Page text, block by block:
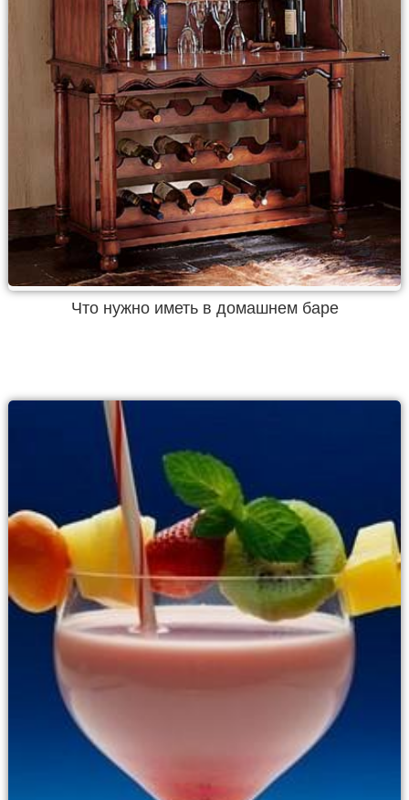
Что нужно иметь в домашнем баре